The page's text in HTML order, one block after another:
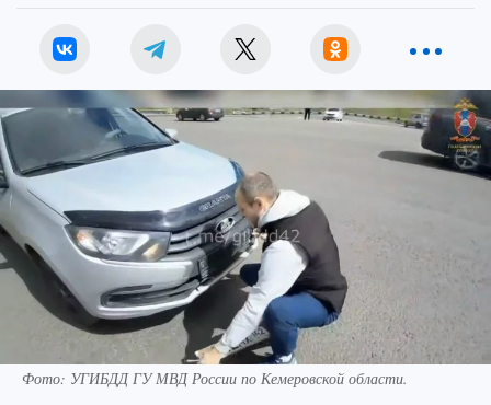
Фото: УГИБДД ГУ МВД России по Кемеровской области.